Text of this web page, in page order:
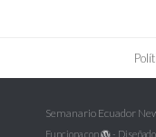
Semanario Ecuador
Funciona con -